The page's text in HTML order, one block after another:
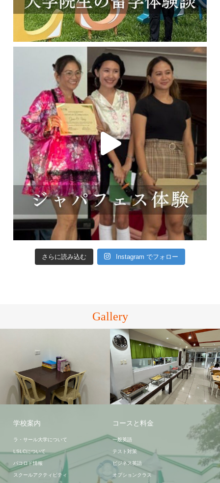
さらに読み込む Instagram でフォロー
Gallery
LSLC学生寮 バコロド
学校案内
ラ・サール大学について
LSLCについて
バコロド情報
スクールアクティビティ
コースと料金
一般英語
テスト対策
ビジネス英語
オプションクラス